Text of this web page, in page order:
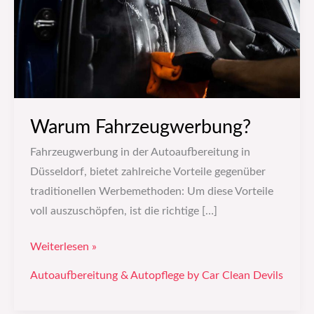
Warum Fahrzeugwerbung?
Fahrzeugwerbung in der Autoaufbereitung in
Düsseldorf, bietet zahlreiche Vorteile gegenüber
traditionellen Werbemethoden: Um diese Vorteile
voll auszuschöpfen, ist die richtige […]
Weiterlesen »
Autoaufbereitung & Autopflege by Car Clean Devils